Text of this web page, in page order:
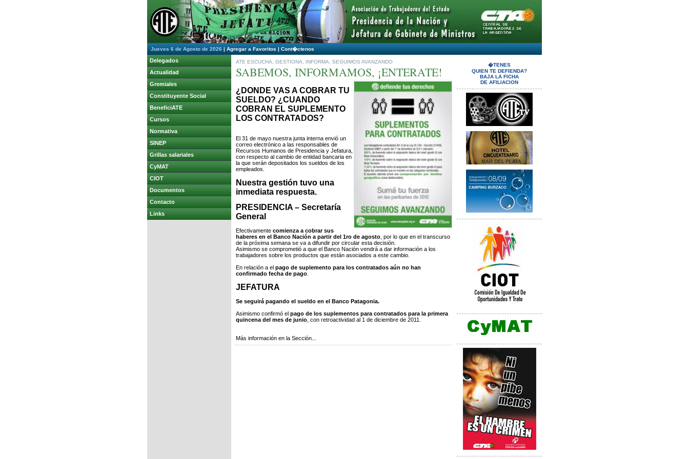
Jueves 6 de Agosto de 2026 | Agregar a Favoritos | Cont�ctenos
Delegados
Actualidad
Gremiales
Constituyente Social
BeneficiATE
Cursos
Normativa
SINEP
Grillas salariales
CyMAT
CIOT
Documentos
Contacto
Links
ATE ESCUCHA, GESTIONA, INFORMA. SEGUIMOS AVANZANDO
SABEMOS, INFORMAMOS, ¡ENTERATE!
¿DONDE VAS A COBRAR TU
SUELDO? ¿CUANDO
COBRAN EL SUPLEMENTO
LOS CONTRATADOS?
El 31 de mayo nuestra junta interna envió un
correo electrónico a las responsables de
Recursos Humanos de Presidencia y Jefatura,
con respecto al cambio de entidad bancaria en
la que serán depositados los sueldos de los
empleados.
Nuestra gestión tuvo una
inmediata respuesta.
PRESIDENCIA – Secretaría
General
Efectivamente comienza a cobrar sus
haberes en el Banco Nación a partir del 1ro de agosto , por lo que en el transcurso
de la próxima semana se va a difundir por circular esta decisión.
Asimismo se comprometió a que el Banco Nación vendrá a dar información a los
trabajadores sobre los productos que están asociados a este cambio.
En relación a el pago de suplemento para los contratados aún no han
confirmado fecha de pago
JEFATURA
Se seguirá pagando el sueldo en el Banco Patagonia.
Asimismo confirmó el pago de los suplementos para contratados para la primera
quincena del mes de junio , con retroactividad al 1 de diciembre de 2011.
Más información en la Sección...
�TENES
QUIEN TE DEFIENDA?
BAJA LA FICHA
DE AFILIACION